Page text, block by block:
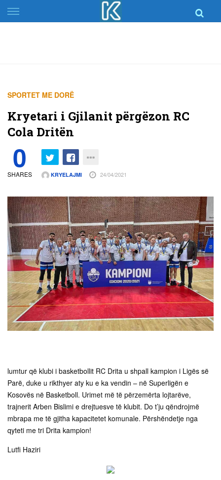
Skip
to
SPORTET ME DORË
Kryetari i Gjilanit përgëzon RC
Cola Dritën
0
SHARES KRYELAJMI 24/04/2021
lumtur që klubi i basketbollit RC Drita u shpall kampion i Ligës së
Parë, duke u rikthyer aty ku e ka vendin – në Superligën e
Kosovës në Basketboll. Urimet më të përzemërta lojtarëve,
trajnerit Arben Bislimi e drejtuesve të klubit. Do t’ju qëndrojmë
mbrapa me të gjitha kapacitetet komunale. Përshëndetje nga
qyteti me tri Drita kampion!
Lutfi Haziri